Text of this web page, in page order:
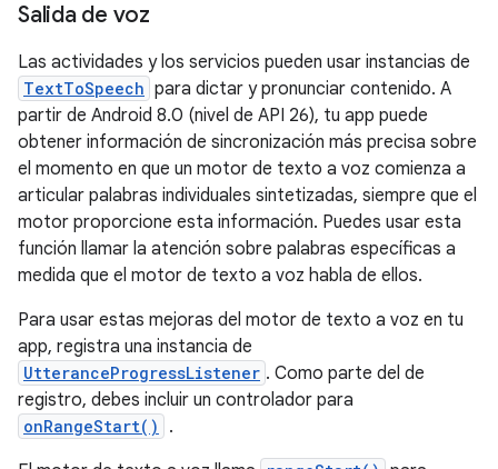
Salida de voz
Las actividades y los servicios pueden usar instancias de
TextToSpeech para dictar y pronunciar contenido. A
partir de Android 8.0 (nivel de API 26), tu app puede
obtener información de sincronización más precisa sobre
el momento en que un motor de texto a voz comienza a
articular palabras individuales sintetizadas, siempre que el
motor proporcione esta información. Puedes usar esta
función llamar la atención sobre palabras específicas a
medida que el motor de texto a voz habla de ellos.
Para usar estas mejoras del motor de texto a voz en tu
app, registra una instancia de
UtteranceProgressListener . Como parte del de
registro, debes incluir un controlador para
onRangeStart()
.